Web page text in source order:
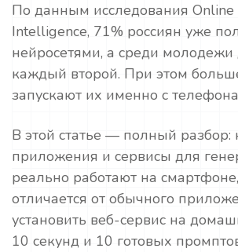
По данным исследования Online
Intelligence, 71% россиян уже
нейросетями, а среди
каждый второй. При этом
запускают их именно с
В этой статье — полный разбор:
приложения и сервисы для
реально работают на
отличается от обычного
установить веб-сервис на
10 секунд и 10 готовых